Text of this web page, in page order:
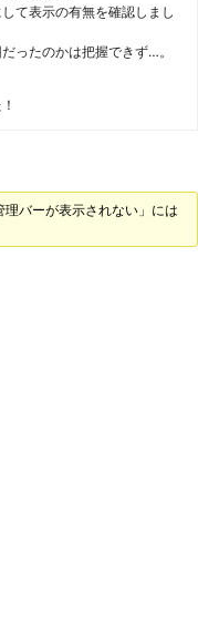
て表示の有無を確認しまし
ったのかは把握できず…。
理バーが表示されない」には